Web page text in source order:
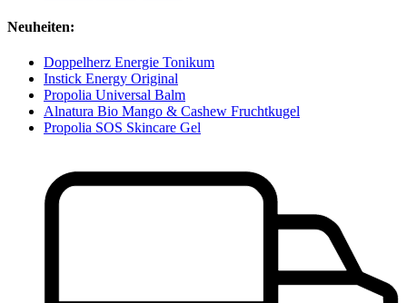
Neuheiten:
Doppelherz Energie Tonikum
Instick Energy Original
Propolia Universal Balm
Alnatura Bio Mango & Cashew Fruchtkugel
Propolia SOS Skincare Gel